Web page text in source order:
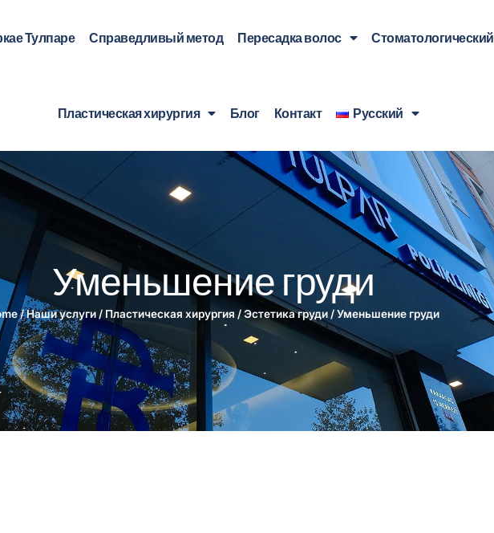
Тулпаре Справедливый метод Пересадка волос Стоматологический
Пластическая хирургия Блог Контакт Русский
Уменьшение груди
/Наши услуги / Пластическая хирургия /Эстетика груди /Уменьшение груди